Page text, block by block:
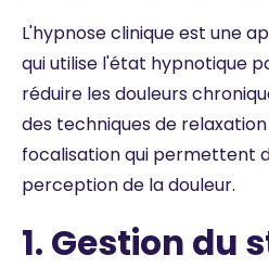
L'hypnose clinique est une
qui utilise l'état hypnotique
réduire les douleurs
des techniques de
focalisation qui permettent
perception de la douleur.
1. Gestion du